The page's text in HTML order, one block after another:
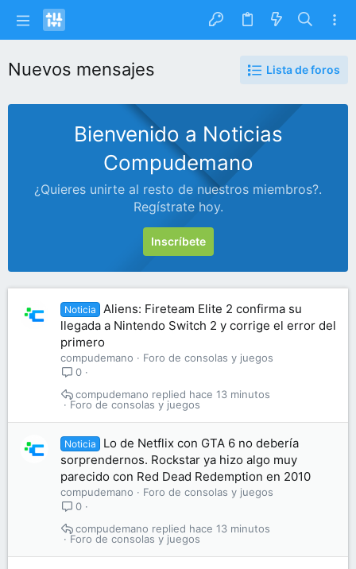
Nuevos mensajes Lista de foros
Bienvenido a Noticias
Compudemano
¿Quieres unirte al resto de nuestros miembros?.
Regístrate hoy.
Inscríbete
Noticia
Aliens: Fireteam Elite 2 confirma su
llegada a Nintendo Switch 2 y corrige el error del
primero
compudemano
Foro de consolas y juegos
0
Foro de consolas y juegos
hace 13 minutos
compudemano
Noticia
Lo de Netflix con GTA 6 no debería
sorprendernos. Rockstar ya hizo algo muy
parecido con Red Dead Redemption en 2010
compudemano
Foro de consolas y juegos
0
Foro de consolas y juegos
hace 13 minutos
compudemano